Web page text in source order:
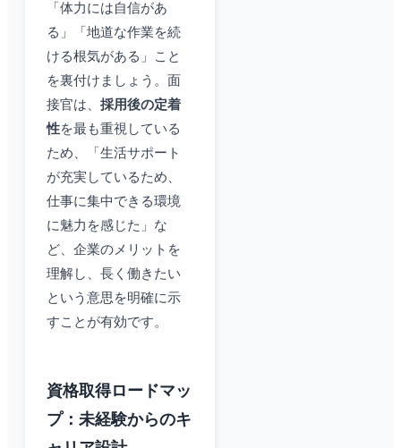
「体力には自信があ
る」「地道な作業を続
ける根気がある」こと
を裏付けましょう。面
接官は、 採用後の定着
性を最も重視している
ため、「生活サポート
が充実しているため、
仕事に集中できる環境
に魅力を感じた」な
ど、企業のメリットを
理解し、長く働きたい
という意思を明確に示
すことが有効です。
資格取得ロードマッ
プ：未経験からのキ